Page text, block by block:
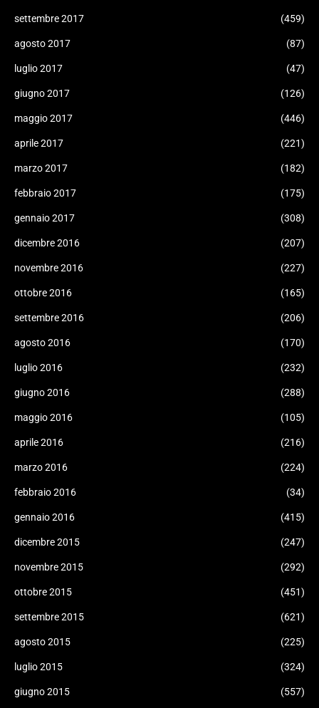
settembre 2017 (459)
agosto 2017 (87)
luglio 2017 (47)
giugno 2017 (126)
maggio 2017 (446)
aprile 2017 (221)
marzo 2017 (182)
febbraio 2017 (175)
gennaio 2017 (308)
dicembre 2016 (207)
novembre 2016 (227)
ottobre 2016 (165)
settembre 2016 (206)
agosto 2016 (170)
luglio 2016 (232)
giugno 2016 (288)
maggio 2016 (105)
aprile 2016 (216)
marzo 2016 (224)
febbraio 2016 (34)
gennaio 2016 (415)
dicembre 2015 (247)
novembre 2015 (292)
ottobre 2015 (451)
settembre 2015 (621)
agosto 2015 (225)
luglio 2015 (324)
giugno 2015 (557)